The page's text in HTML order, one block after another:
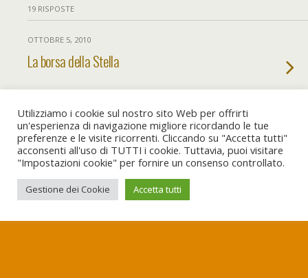
19 RISPOSTE
OTTOBRE 5, 2010
La borsa della Stella
NESSUNA RISPOSTA
Torna su
Dispositivo Portatile Pc Desktop
Utilizziamo i cookie sul nostro sito Web per offrirti
un'esperienza di navigazione migliore ricordando le tue
preferenze e le visite ricorrenti. Cliccando su "Accetta tutti"
acconsenti all'uso di TUTTI i cookie. Tuttavia, puoi visitare
"Impostazioni cookie" per fornire un consenso controllato.
Gestione dei Cookie Accetta tutti